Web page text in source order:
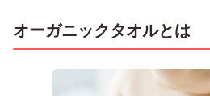
オーガニックタオルとは